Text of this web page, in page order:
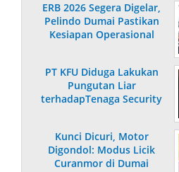
ERB 2026 Segera Digelar,
Pelindo Dumai Pastikan
Kesiapan Operasional
PT KFU Diduga Lakukan
Pungutan Liar
terhadapTenaga Security
Kunci Dicuri, Motor
Digondol: Modus Licik
Curanmor di Dumai